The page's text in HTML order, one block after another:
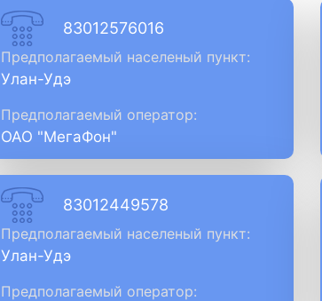
83012576016
Предполагаемый населеный пункт:
Улан-Удэ
Предполагаемый оператор:
ОАО "МегаФон"
83012449578
Предполагаемый населеный пункт:
Улан-Удэ
Предполагаемый оператор: